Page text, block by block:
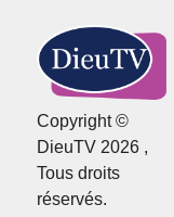
Copyright ©
DieuTV 2026 ,
Tous droits
réservés.